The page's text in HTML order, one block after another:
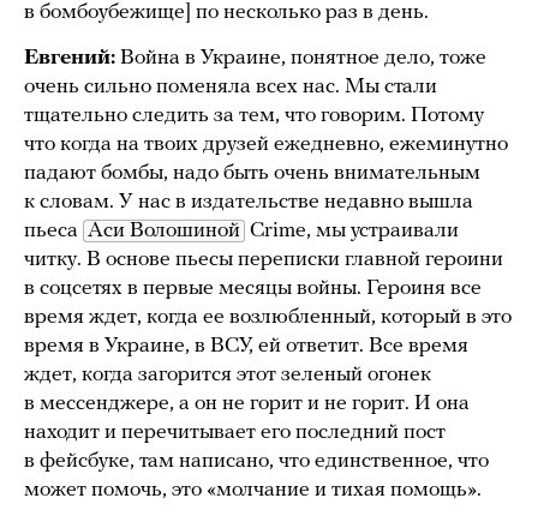
в бомбоубежище] по несколько раз в день.
Евгений: Война в Украине, понятное дело, тоже
очень сильно поменяла всех нас. Мы стали
тщательно следить за тем, что говорим. Потому
что когда на твоих друзей ежедневно, ежеминутно
падают бомбы, надо быть очень внимательным
к словам. У нас в издательстве недавно вышла
пьеса Аси Волошиной Crime, мы устраивали
читку. В основе пьесы переписки главной героини
в соцсетях в первые месяцы войны. Героиня все
время ждет, когда ее возлюбленный, который в это
время в Украине, в ВСУ, ей ответит. Все время
ждет, когда загорится этот зеленый огонек
в мессенджере, а он не горит и не горит. И она
находит и перечитывает его последний пост
в фейсбуке, там написано, что единственное, что
может помочь, это «молчание и тихая помощь».